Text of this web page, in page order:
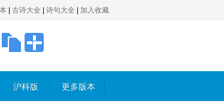
古诗大全 诗句大全 加入收藏
沪科版 更多版本